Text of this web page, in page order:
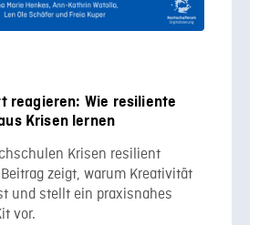
reagieren: Wie resiliente
Krisen lernen
Krisen resilient
zeigt, warum Kreativität
und stellt ein praxisnahes
vor.